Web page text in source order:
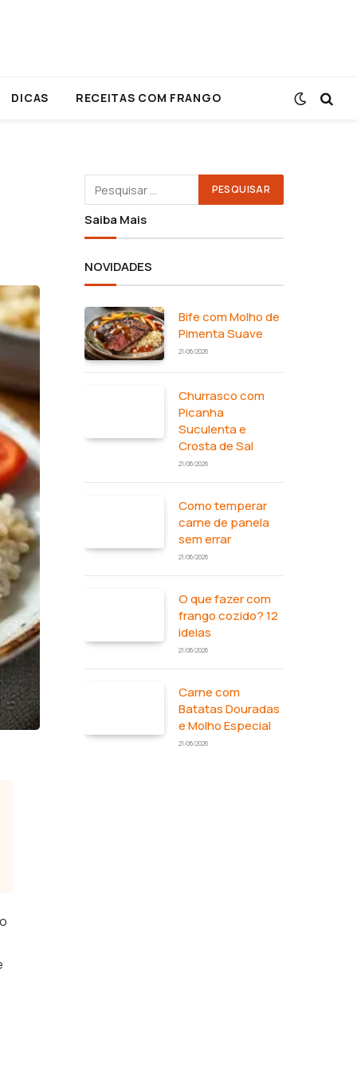
DICAS RECEITAS COM FRANGO
Saiba Mais
NOVIDADES
Bife com Molho de
Pimenta Suave
21/06/2026
Churrasco com
Picanha
Suculenta e
Crosta de Sal
21/06/2026
Como temperar
carne de panela
sem errar
21/06/2026
O que fazer com
frango cozido? 12
ideias
21/06/2026
Carne com
Batatas Douradas
e Molho Especial
21/06/2026